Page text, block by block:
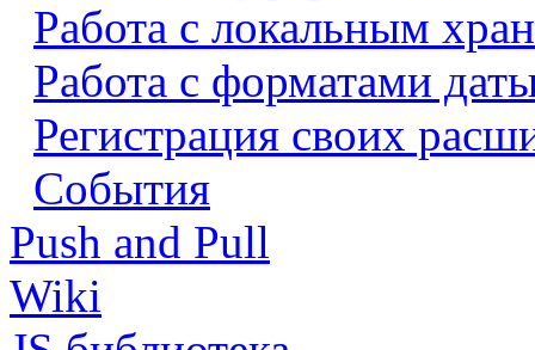
Работа с локальным
Работа с форматами
Регистрация своих
События
Push and Pull
Wiki